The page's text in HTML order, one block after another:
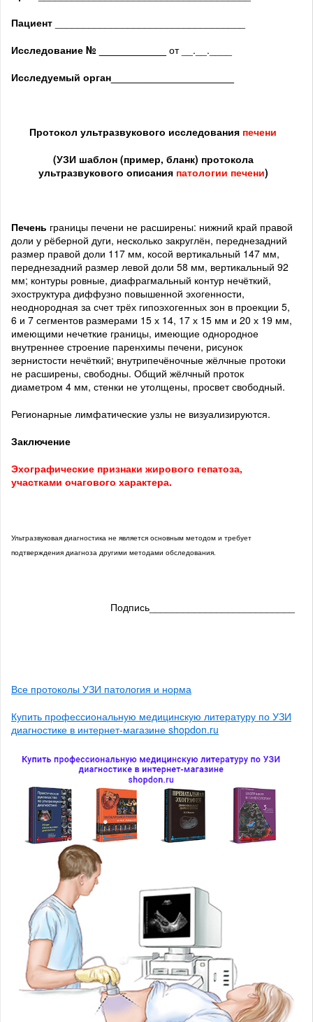
Пациент
Исследование № ____________ от __.__.____
Исследуемый орган
Протокол ультразвукового исследования печени
(УЗИ шаблон (пример, бланк) протокола
ультразвукового описания патологии печени)
Печень границы печени не расширены: нижний край правой
доли у рёберной дуги, несколько закруглён, переднезадний
размер правой доли 117 мм, косой вертикальный 147 мм,
переднезадний размер левой доли 58 мм, вертикальный 92
мм; контуры ровные, диафрагмальный контур нечёткий,
эхоструктура диффузно повышенной эхогенности,
неоднородная за счет трёх гипоэхогенных зон в проекции 5,
6 и 7 сегментов размерами 15 х 14, 17 х 15 мм и 20 х 19 мм,
имеющими нечеткие границы, имеющие однородное
внутреннее строение паренхимы печени, рисунок
зернистости нечёткий; внутрипечёночные жёлчные протоки
не расширены, свободны. Общий жёлчный проток
диаметром 4 мм, стенки не утолщены, просвет свободный.
Регионарные лимфатические узлы не визуализируются.
Заключение
Эхографические признаки жирового гепатоза,
участками очагового характера.
Ультразвуковая диагностика не является основным методом и требует
подтверждения диагноза другими методами обследования.
Подпись__________________________
Все протоколы УЗИ патология и норма
Купить профессиональную медицинскую литературу по УЗИ
диагностике в интернет-магазине shopdon.ru